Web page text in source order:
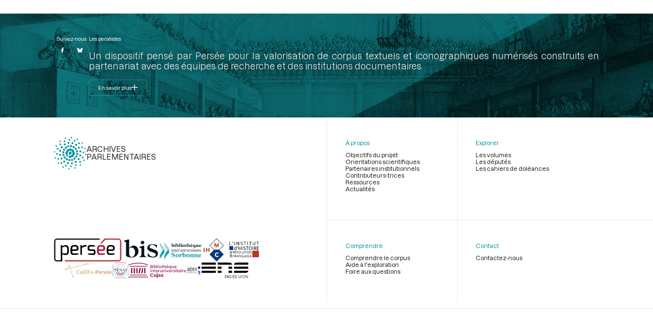
Suivez-nous Les perséides
Un dispositif pensé par Persée pour la valorisation de corpus textuels et iconographiques numérisés construits en
partenariat avec des équipes de recherche et des institutions documentaires.
En savoir plus
ARCHIVES
PARLEMENTAIRES
page
À propos
Objectifs du projet
Orientations scientifiques
Partenaires institutionnels
Contributeurs-trices
Ressources
Actualités
Explorer
Les volumes
Les députés
Les cahiers de doléances
Comprendre
Comprendre le corpus
Aide à l'exploration
Foire aux questions
Contact
Contactez-nous
Légal